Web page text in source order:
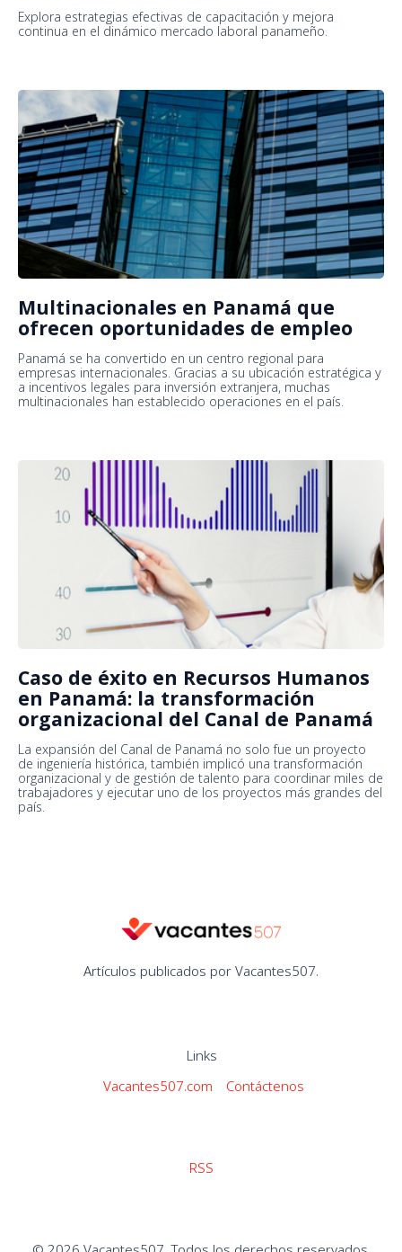
Explora estrategias efectivas de capacitación y mejora
continua en el dinámico mercado laboral panameño.
Multinacionales en Panamá que
ofrecen oportunidades de empleo
Panamá se ha convertido en un centro regional para
empresas internacionales. Gracias a su ubicación estratégica y
a incentivos legales para inversión extranjera, muchas
multinacionales han establecido operaciones en el país.
Caso de éxito en Recursos Humanos
en Panamá: la transformación
organizacional del Canal de Panamá
La expansión del Canal de Panamá no solo fue un proyecto
de ingeniería histórica, también implicó una transformación
organizacional y de gestión de talento para coordinar miles de
trabajadores y ejecutar uno de los proyectos más grandes del
país.
Artículos publicados por Vacantes507.
Links
Vacantes507.com
Contáctenos
RSS